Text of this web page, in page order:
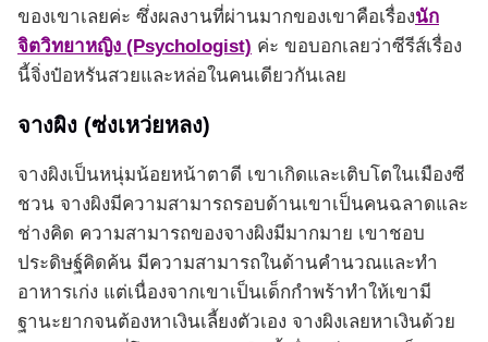
ของเขาเลยค่ะ ซึ่งผลงานที่ผ่านมากของเขาคือเรื่องนัก
จิตวิทยาหญิง (Psychologist) ค่ะ ขอบอกเลยว่าซีรีส์เรื่อง
นี้จิ่งป๋อหรันสวยและหล่อในคนเดียวกันเลย
จางผิง (ซ่งเหว่ยหลง)
จางผิงเป็นหนุ่มน้อยหน้าตาดี เขาเกิดและเติบโตในเมืองซี
ชวน จางผิงมีความสามารถรอบด้านเขาเป็นคนฉลาดและ
ช่างคิด ความสามารถของจางผิงมีมากมาย เขาชอบ
ประดิษฐ์คิดค้น มีความสามารถในด้านคำนวณและทำ
อาหารเก่ง แต่เนื่องจากเขาเป็นเด็กกำพร้าทำให้เขามี
ฐานะยากจนต้องหาเงินเลี้ยงตัวเอง จางผิงเลยหาเงินด้วย